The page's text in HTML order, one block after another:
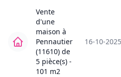
Vente
d'une
maison à
Pennautier
(11610) de
5 pièce(s) -
101 m2
16-10-2025